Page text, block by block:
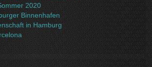
2020
Binnenhafen
in Hamburg